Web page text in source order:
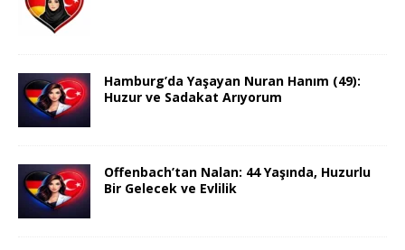
Hamburg’da Yaşayan Nuran Hanım (49):
Huzur ve Sadakat Arıyorum
Offenbach’tan Nalan: 44 Yaşında, Huzurlu
Bir Gelecek ve Evlilik